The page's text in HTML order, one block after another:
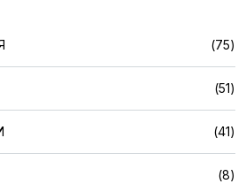
(75)
(51)
(41)
(8)